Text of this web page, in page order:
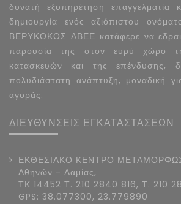
δυνατή εξυπηρέτηση επαγγελματία
δημιουργία ενός αξιόπιστου
ΒΕΡΥΚΟΚΟΣ ΑΒΕΕ κατάφερε να
παρουσία της στον ευρύ χώρο
κατασκευών και της επένδυσης,
πολυδιάστατη ανάπτυξη, μοναδική
αγοράς.
ΔΙΕΥΘΥΝΣΕΙΣ ΕΓΚΑΤΑΣΤΑΣΕΩΝ
ΕΚΘΕΣΙΑΚΟ ΚΕΝΤΡΟ
Αθηνών - Λαμίας,
ΤΚ 14452 Τ. 210 2840 816, Τ. 210
GPS: 38.077300, 23.779890